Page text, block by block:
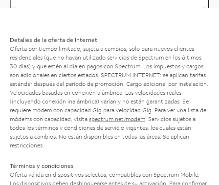
Detalles de la oferta de Internet
Oferta por tiempo limitado; sujeta a cambios; solo para nuevos clientes
residenciales (que no hayan utilizado servicios de Spectrum en los últimos
30 días) y que estén al día en pagos con Spectrum. Los impuestos y cargos
son adicionales en ciertos estados. SPECTRUM INTERNET: se aplican tarifas
estándar después del período de promoción. Cargo adicional por instalación.
Velocidades basadas en conexión alámbrica. Las velocidades reales
(incluyendo conexión inalámbrica) varían y no están garantizadas. Se
requiere módem con capacidad Gig para velocidad Gig. Para ver una lista de
módems con capacidad, visita spectrum.net/modem . Servicios sujetos a
todos los términos y condiciones de servicio vigentes, los cuales están
sujetos a cambios. No están disponibles en todas las áreas. Se aplican
restricciones.
Términos y condiciones
Oferta válida en dispositivos selectos, compatibles con Spectrum Mobile.
Los dispositivos deben desbloquearse antes de su activación. Para confirmar